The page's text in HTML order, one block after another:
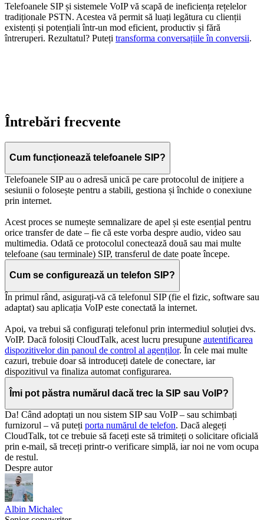
Telefoanele SIP și sistemele VoIP vă scapă de ineficiența rețelelor
tradiționale PSTN. Acestea vă permit să luați legătura cu clienții
existenți și potențiali într-un mod eficient, productiv și fără
întreruperi. Rezultatul? Puteți transforma conversațiile în conversii.
Întrebări frecvente
Cum funcționează telefoanele SIP?
Telefoanele SIP au o adresă unică pe care protocolul de inițiere a
sesiunii o folosește pentru a stabili, gestiona și închide o conexiune
prin internet.
Acest proces se numește semnalizare de apel și este esențial pentru
orice transfer de date – fie că este vorba despre audio, video sau
multimedia. Odată ce protocolul conectează două sau mai multe
telefoane (sau terminale) SIP, transferul de date poate începe.
Cum se configurează un telefon SIP?
În primul rând, asigurați-vă că telefonul SIP (fie el fizic, software sau
adaptat) sau aplicația VoIP este conectată la internet.
Apoi, va trebui să configurați telefonul prin intermediul soluției dvs.
VoIP. Dacă folosiți CloudTalk, acest lucru presupune autentificarea
dispozitivelor din panoul de control al agenților. În cele mai multe
cazuri, trebuie doar să introduceți datele de conectare, iar
dispozitivul va finaliza automat configurarea.
Îmi pot păstra numărul dacă trec la SIP sau VoIP?
Da! Când adoptați un nou sistem SIP sau VoIP – sau schimbați
furnizorul – vă puteți porta numărul de telefon. Dacă alegeți
CloudTalk, tot ce trebuie să faceți este să trimiteți o solicitare oficială
prin e-mail, să treceți printr-o verificare simplă, iar noi ne vom ocupa
de restul.
Despre autor
Albin Michalec